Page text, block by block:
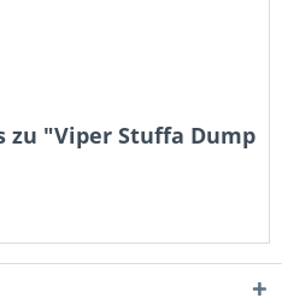
"Viper Stuffa Dump